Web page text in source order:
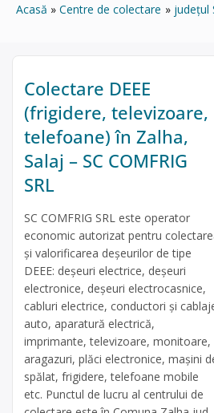
Acasă Centre de colectare județul
Colectare DEEE
(frigidere, televizoare,
telefoane) în Zalha,
Salaj – SC COMFRIG
SRL
SC COMFRIG SRL este operator
economic autorizat pentru
și valorificarea deșeurilor de tipe
DEEE: deșeuri electrice, deșeuri
electronice, deșeuri electrocasnice,
cabluri electrice, conductori și
auto, aparatură electrică,
imprimante, televizoare, monitoare,
aragazuri, plăci electronice, mașini
spălat, frigidere, telefoane mobile
etc. Punctul de lucru al centrului de